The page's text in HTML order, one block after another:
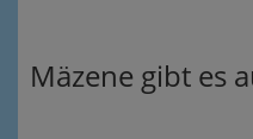
Mäzene gibt es